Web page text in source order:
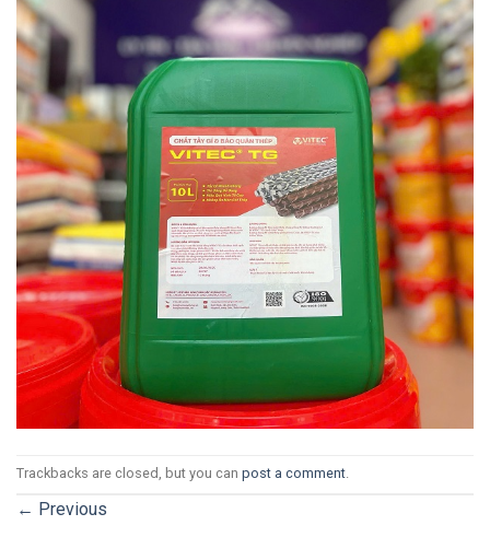
Trackbacks are closed, but you can post a comment
← Previous